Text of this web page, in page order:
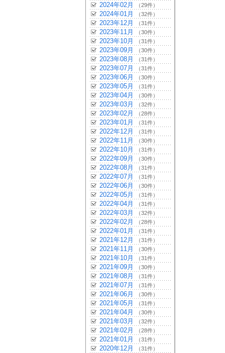
2024年02月 （29件）
2024年01月 （32件）
2023年12月 （31件）
2023年11月 （30件）
2023年10月 （31件）
2023年09月 （30件）
2023年08月 （31件）
2023年07月 （31件）
2023年06月 （30件）
2023年05月 （31件）
2023年04月 （30件）
2023年03月 （32件）
2023年02月 （28件）
2023年01月 （31件）
2022年12月 （31件）
2022年11月 （30件）
2022年10月 （31件）
2022年09月 （30件）
2022年08月 （31件）
2022年07月 （31件）
2022年06月 （30件）
2022年05月 （31件）
2022年04月 （31件）
2022年03月 （32件）
2022年02月 （28件）
2022年01月 （31件）
2021年12月 （31件）
2021年11月 （30件）
2021年10月 （31件）
2021年09月 （30件）
2021年08月 （31件）
2021年07月 （31件）
2021年06月 （30件）
2021年05月 （31件）
2021年04月 （30件）
2021年03月 （32件）
2021年02月 （28件）
2021年01月 （31件）
2020年12月 （31件）